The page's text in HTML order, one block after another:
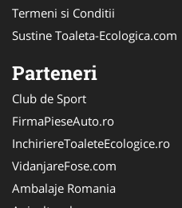
Termeni si Conditii
Sustine Toaleta-Ecologica.com
Parteneri
Club de Sport
FirmaPieseAuto.ro
InchiriereToaleteEcologice.ro
VidanjareFose.com
Ambalaje Romania